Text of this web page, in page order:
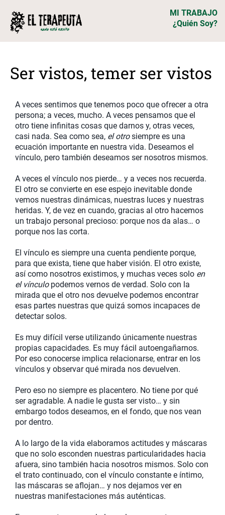
MI TRABAJO
¿Quién Soy?
Ser vistos, temer ser vistos
A veces sentimos que tenemos poco que ofrecer a otra
persona; a veces, mucho. A veces pensamos que el
otro tiene infinitas cosas que darnos y, otras veces,
casi nada. Sea como sea, el otrosiempre es una
ecuación importante en nuestra vida. Deseamos el
vínculo, pero también deseamos ser nosotros mismos.
A veces el vínculo nos pierde… y a veces nos recuerda.
El otro se convierte en ese espejo inevitable donde
vemos nuestras dinámicas, nuestras luces y nuestras
heridas. Y, de vez en cuando, gracias al otro hacemos
un trabajo personal precioso: porque nos da alas… o
porque nos las corta.
El vínculo es siempre una cuenta pendiente porque,
para que exista, tiene que haber visión. El otro existe,
así como nosotros existimos, y muchas veces solo en
el vínculopodemos vernos de verdad. Solo con la
mirada que el otro nos devuelve podemos encontrar
esas partes nuestras que quizá somos incapaces de
detectar solos.
Es muy difícil verse utilizando únicamente nuestras
propias capacidades. Es muy fácil autoengañarnos.
Por eso conocerse implica relacionarse, entrar en los
vínculos y observar qué mirada nos devuelven.
Pero eso no siempre es placentero. No tiene por qué
ser agradable. A nadie le gusta ser visto… y sin
embargo todos deseamos, en el fondo, que nos vean
por dentro.
A lo largo de la vida elaboramos actitudes y máscaras
que no solo esconden nuestras particularidades hacia
afuera, sino también hacia nosotros mismos. Solo con
el trato continuado, con el vínculo constante e íntimo,
las máscaras se aflojan… y nos dejamos ver en
nuestras manifestaciones más auténticas.